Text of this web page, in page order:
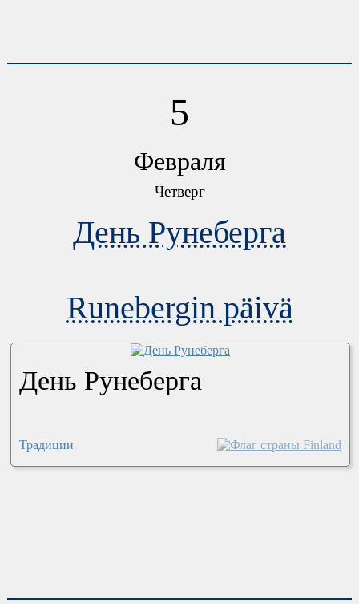
5
Февраля
Четверг
День Рунеберга
Runebergin päivä
День Рунеберга
Традиции